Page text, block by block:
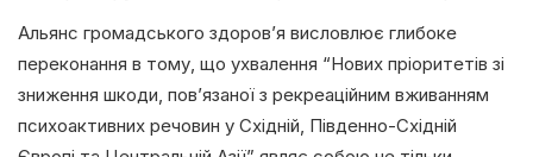
Альянс громадського здоров’я висловлює глибоке
переконання в тому, що ухвалення “Нових пріоритетів зі
зниження шкоди, пов’язаної з рекреаційним вживанням
психоактивних речовин у Східній, Південно-Східній